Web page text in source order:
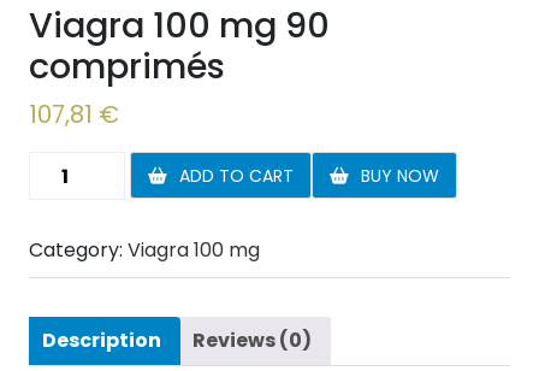
Viagra 100 mg 90
comprimés
107,81 €
Viagra
90
comprimés
ADD TO CART BUY NOW
Category: Viagra 100 mg
Description Reviews (0)